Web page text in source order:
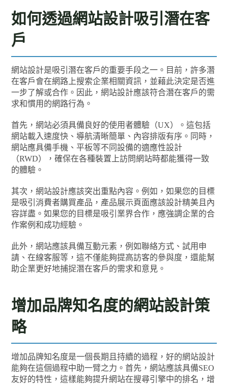
如何透過網站設計吸引潛在客
戶
網站設計是吸引潛在客戶的重要手段之一。目前，許多潛
在客戶會在網路上搜索企業相關資訊，並藉此決定是否進
一步了解或合作。因此，網站設計應該符合潛在客戶的需
求和慣用的網路行為。
首先，網站必須具備良好的使用者體驗（UX）。這包括
網站載入速度快、導航清晰簡單、內容排版有序。同時，
網站應具備手機、平板等不同設備的適應性設計
（RWD），確保在各種裝置上訪問網站時都能獲得一致
的體驗。
其次，網站設計應該突出重點內容。例如，如果您的目標
是吸引消費者購買產品，產品展示頁面應該設計精美且內
容詳盡。如果您的目標是吸引業界合作，應強調企業的合
作案例和成功經驗。
此外，網站應該具備互動元素，例如聯絡方式、試用申
請、在線客服等，這不僅能夠提高訪客的參與度，還能幫
助企業更好地捕捉潛在客戶的需求和意見。
增加品牌知名度的網站設計策
略
增加品牌知名度是一個長期且持續的過程，好的網站設計
能夠在這個過程中助一臂之力。首先，網站應該具備SEO
友好的特性，這樣能夠提升網站在搜尋引擎中的排名，增